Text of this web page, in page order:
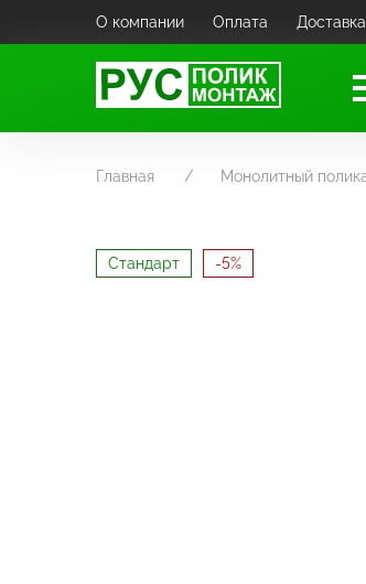
О компании Оплата Доставка
Главная Монолитный
Стандарт -5%